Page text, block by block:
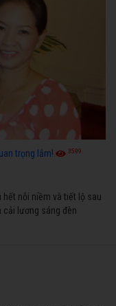
trọng lắm! 3599
nỗi niềm và tiết lộ sau
cải lương sáng đèn